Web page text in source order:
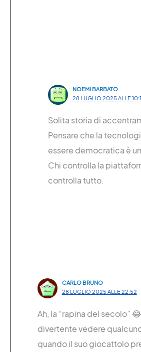
NOEMI BARBATO
28 LUGLIO 2025 ALLE
Solita storia di
Pensare che la
essere democratica è
Chi controlla la
controlla tutto.
CARLO BRUNO
28 LUGLIO 2025 ALLE 22:52
Ah, la “rapina del secolo”
divertente vedere
quando il suo giocattolo